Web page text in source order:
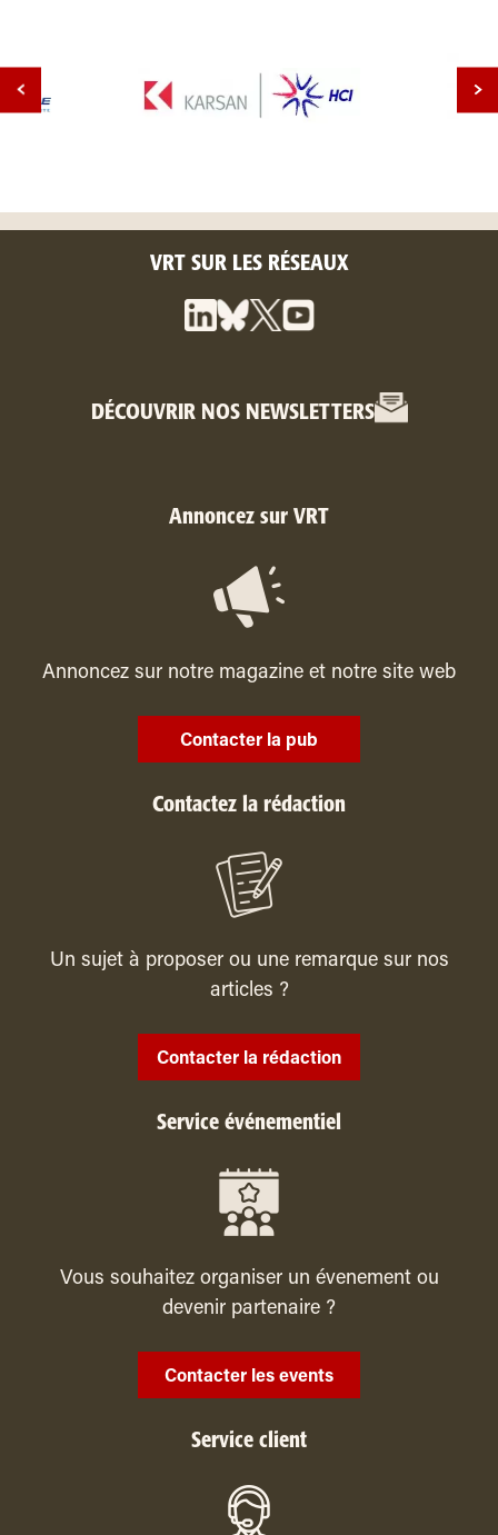
VRT SUR LES RÉSEAUX
DÉCOUVRIR NOS NEWSLETTERS
Annoncez sur VRT
Annoncez sur notre magazine et notre site web
Contacter la pub
Contactez la rédaction
Un sujet à proposer ou une remarque sur nos
articles ?
Contacter la rédaction
Service événementiel
Vous souhaitez organiser un évenement ou
devenir partenaire ?
Contacter les events
Service client